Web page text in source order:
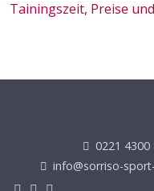
Tainingszeit, Preise
0221 4300
info@sorriso-